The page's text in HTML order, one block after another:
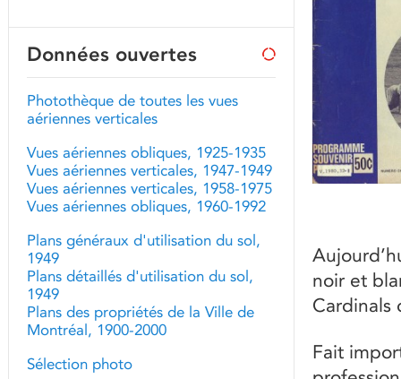
noir et
Cardinals
Fait
Données ouvertes
Photothèque de toutes les vues
aériennes verticales
Vues aériennes obliques, 1925-1935
Vues aériennes verticales, 1947-1949
Vues aériennes verticales, 1958-1975
Vues aériennes obliques, 1960-1992
Plans généraux d'utilisation du sol,
1949
Plans détaillés d'utilisation du sol,
1949
Plans des propriétés de la Ville de
Montréal, 1900-2000
Sélection photo